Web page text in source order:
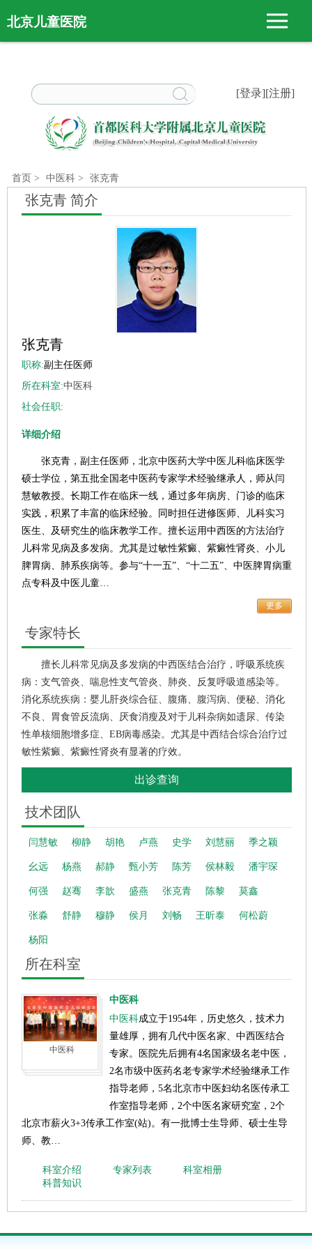
北京儿童医院
[登录][注册]
首页 > 中医科 > 张克青
张克青 简介
张克青
职称:副主任医师
所在科室:中医科
社会任职:
详细介绍
张克青，副主任医师，北京中医药大学中医儿科临床医学
硕士学位，第五批全国老中医药专家学术经验继承人，师从闫
慧敏教授。长期工作在临床一线，通过多年病房、门诊的临床
实践，积累了丰富的临床经验。同时担任进修医师、儿科实习
医生、及研究生的临床教学工作。擅长运用中西医的方法治疗
儿科常见病及多发病。尤其是过敏性紫癜、紫癜性肾炎、小儿
脾胃病、肺系疾病等。参与“十一五”、“十二五”、中医脾胃病重
点专科及中医儿童…
更多
专家特长
擅长儿科常见病及多发病的中西医结合治疗，呼吸系统疾
病：支气管炎、喘息性支气管炎、肺炎、反复呼吸道感染等。
消化系统疾病：婴儿肝炎综合征、腹痛、腹泻病、便秘、消化
不良、胃食管反流病、厌食消瘦及对于儿科杂病如遗尿、传染
性单核细胞增多症、EB病毒感染。尤其是中西结合综合治疗过
敏性紫癜、紫癜性肾炎有显著的疗效。
出诊查询
技术团队
闫慧敏 柳静 胡艳 卢燕 史学 刘慧丽 季之颖
幺远 杨燕 郝静 甄小芳 陈芳 侯林毅 潘宇琛
何强 赵骞 李歆 盛燕 张克青 陈黎 莫鑫
张淼 舒静 穆静 侯月 刘畅 王昕泰 何松蔚
杨阳
所在科室
中医科
中医科
中医科成立于1954年，历史悠久，技术力
量雄厚，拥有几代中医名家、中西医结合
专家。医院先后拥有4名国家级名老中医，
2名市级中医药名老专家学术经验继承工作
指导老师，5名北京市中医妇幼名医传承工
作室指导老师，2个中医名家研究室，2个
北京市薪火3+3传承工作室(站)。有一批博士生导师、硕士生导
师、教…
科室介绍 专家列表
科室相册
科普知识